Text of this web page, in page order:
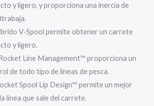
y ligero, y proporciona una inercia de
V-Spool permite obtener un carrete
y ligero.
Line Management™ proporciona un
de todo tipo de líneas de pesca.
Spool Lip Design™ permite un mejor
línea que sale del carrete.